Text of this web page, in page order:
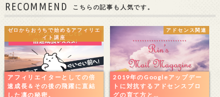
RECOMMEND こちらの記事も人気です。
ゼロからおうちで始めるアフィリエ
イト講座
アフィリエイターとしての倍
速成長＆その後の飛躍に直結
した凛の秘密。
アドセンス関連
2019年のGoogleアップデー
トに対抗するアドセンスブロ
グの育て方と…